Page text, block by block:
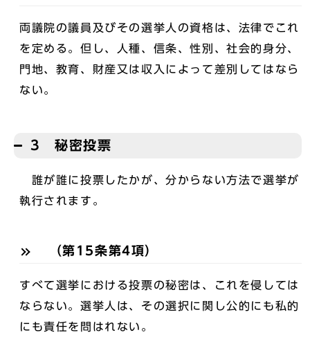
両議院の議員及びその選挙人の資格は、法律でこれ
を定める。但し、人種、信条、性別、社会的身分、
門地、教育、財産又は収入によって差別してはなら
ない。
3 秘密投票
誰が誰に投票したかが、分からない方法で選挙が
執行されます。
（第15条第4項）
すべて選挙における投票の秘密は、これを侵しては
ならない。選挙人は、その選択に関し公的にも私的
にも責任を問はれない。